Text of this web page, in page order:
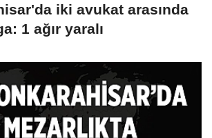
iki avukat arasında
1 ağır yaralı